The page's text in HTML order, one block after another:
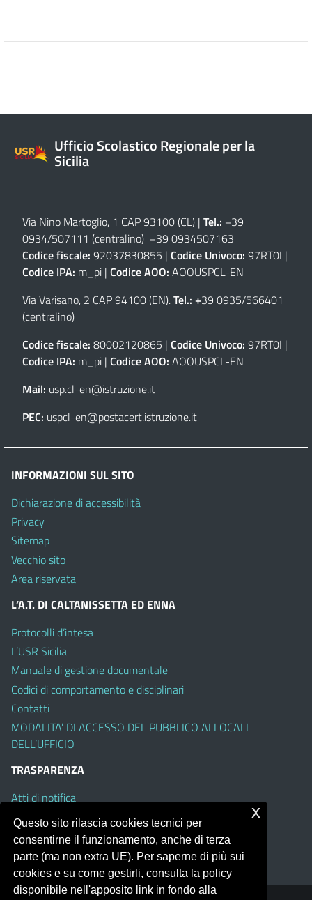
Ufficio Scolastico Regionale per la
Sicilia
Via Nino Martoglio, 1 CAP 93100 (CL) | Tel.: +39
0934/507111 (centralino) +39 0934507163
Codice fiscale: 92037830855 | Codice Univoco: 97RT0I |
Codice IPA: m_pi | Codice AOO: AOOUSPCL-EN
Via Varisano, 2 CAP 94100 (EN).Tel.: +39 0935/566401
(centralino)
Codice fiscale: 80002120865 | Codice Univoco: 97RT0I |
Codice IPA: m_pi | Codice AOO: AOOUSPCL-EN
Mail: usp.cl-en@istruzione.it
PEC: uspcl-en@postacert.istruzione.it
INFORMAZIONI SUL SITO
Dichiarazione di accessibilità
Privacy
Sitemap
Vecchio sito
Area riservata
L’A.T. DI CALTANISSETTA ED ENNA
Protocolli d’intesa
L’USR Sicilia
Manuale di gestione documentale
Codici di comportamento e disciplinari
Contatti
MODALITA’ DI ACCESSO DEL PUBBLICO AI LOCALI
DELL’UFFICIO
TRASPARENZA
Atti di notifica
Albo on line
Amministrazione Trasparente
Obiettivi di Accessibilità
Questo sito rilascia cookies tecnici per
consentirne il funzionamento, anche di terza
parte (ma non extra UE). Per saperne di più sui
cookies e su come gestirli, consulta la policy
disponibile nell'apposito link in fondo alla
x